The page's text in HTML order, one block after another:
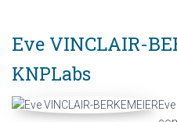
Eve VINCLAIR-
KNPLabs